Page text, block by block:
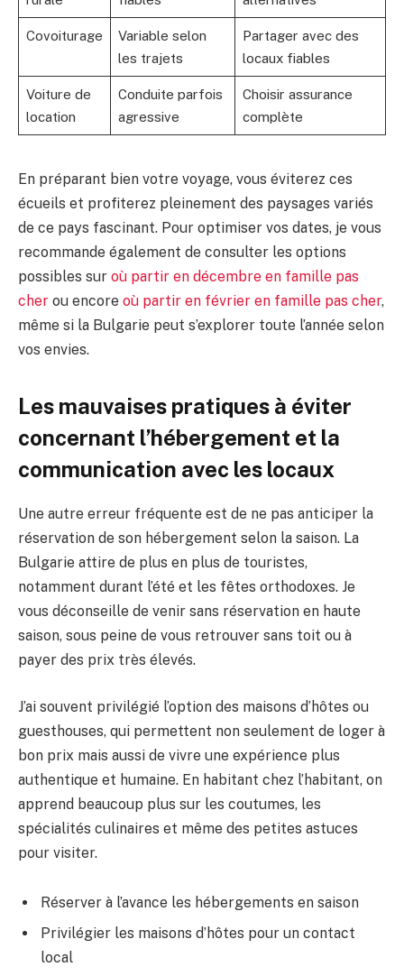
Covoiturage
Variable selon
les trajets
Partager avec des
locaux fiables
Voiture de
location
Conduite parfois
agressive
Choisir assurance
complète
En préparant bien votre voyage, vous éviterez ces
écueils et profiterez pleinement des paysages variés
de ce pays fascinant. Pour optimiser vos dates, je vous
recommande également de consulter les options
possibles sur où partir en décembre en famille pas
cher ou encore où partir en février en famille pas cher,
même si la Bulgarie peut s’explorer toute l’année selon
vos envies.
Les mauvaises pratiques à éviter
concernant l’hébergement et la
communication avec les locaux
Une autre erreur fréquente est de ne pas anticiper la
réservation de son hébergement selon la saison. La
Bulgarie attire de plus en plus de touristes,
notamment durant l’été et les fêtes orthodoxes. Je
vous déconseille de venir sans réservation en haute
saison, sous peine de vous retrouver sans toit ou à
payer des prix très élevés.
J’ai souvent privilégié l’option des maisons d’hôtes ou
guesthouses, qui permettent non seulement de loger à
bon prix mais aussi de vivre une expérience plus
authentique et humaine. En habitant chez l’habitant, on
apprend beaucoup plus sur les coutumes, les
spécialités culinaires et même des petites astuces
pour visiter.
Réserver à l’avance les hébergements en saison
Privilégier les maisons d’hôtes pour un contact
local